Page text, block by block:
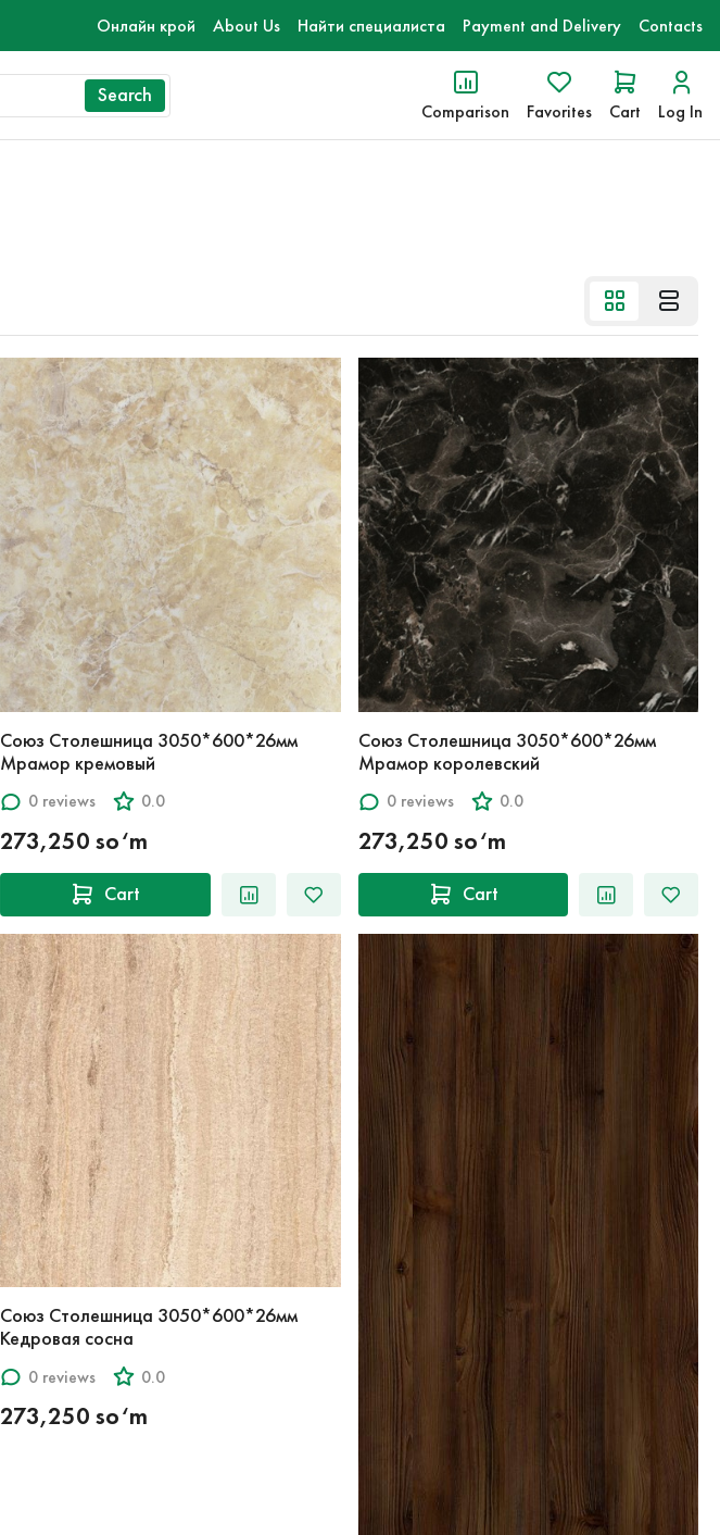
Онлайн крой About Us Найти специалиста Payment and Delivery Contacts
Search
Comparison Favorites Cart Log In
Союз Столешница 3050*600*26мм
Мрамор кремовый
0 reviews 0.0
273,250 so‘m
Cart
Союз Столешница 3050*600*26мм
Мрамор королевский
0 reviews 0.0
273,250 so‘m
Cart
Союз Столешница 3050*600*26мм
Кедровая сосна
0 reviews 0.0
273,250 so‘m